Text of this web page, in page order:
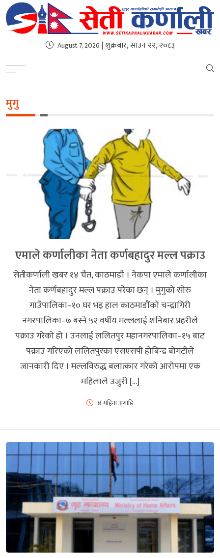
August 7, 2026 | शुक्रबार, साउन २२, २०८३
मुगु
एमाले कर्णालीका नेता कर्णबहादुर मल्ल पक्राउ
सेतीकर्णाली खबर १४ चैत, काठमाडौं । नेकपा एमाले कर्णालीका
नेता कर्णबहादुर मल्ल पक्राउ परेका छन् । मुगुको सोरु
गाउँपालिका–१० घर भइ हाल काठमाडौंको चन्द्रागिरी
नगरपालिका–७ बस्ने ५२ वर्षीय मल्ललाई शनिबार प्रहरीले
पक्राउ गरेको हो । उनलाई ललितपुर महानगरपालिका–१५ बाट
पक्राउ गरिएको ललितपुरका एसएसपी होबिन्द्र बोगटीले
जानकारी दिए । मल्लविरुद्ध बलात्कार गरेको आरोपमा एक
महिलाले उजुरी […]
४ महिना अगाडि